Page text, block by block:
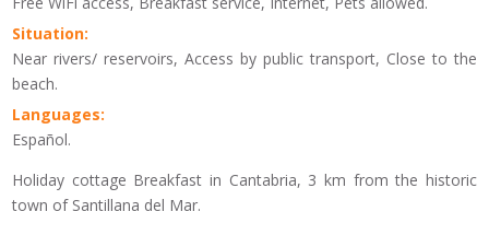
Situation:
Near rivers/ reservoirs, Access by public transport, Close to the
beach.
Languages:
Español.
Holiday cottage Breakfast in Cantabria, 3 km from the historic
town of Santillana del Mar.